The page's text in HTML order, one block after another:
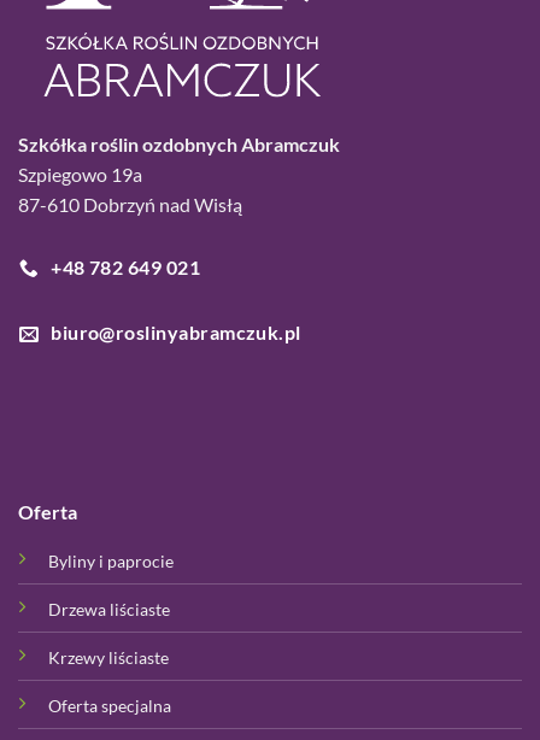
Szkółka roślin ozdobnych Abramczuk
Szpiegowo 19a
87-610 Dobrzyń nad Wisłą
+48 782 649 021
biuro@roslinyabramczuk.pl
Oferta
Byliny i paprocie
Drzewa liściaste
Krzewy liściaste
Oferta specjalna